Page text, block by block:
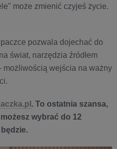
może zmienić czyjeś życie.
pozwala dojechać do
świat, narzędzia źródłem
możliwością wejścia na ważny
. To ostatnia szansa,
wybrać do 12